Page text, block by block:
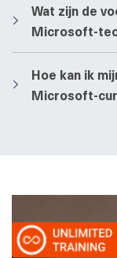
​​Wat zijn de
Microsoft-
​​Hoe kan ik
Microsoft-